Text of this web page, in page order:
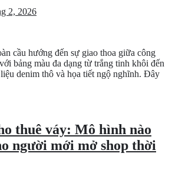
2, 2026
cầu hướng đến sự giao thoa giữa công
bảng màu đa dạng từ trắng tinh khôi đến
denim thô và họa tiết ngộ nghĩnh. Đây
thuê váy: Mô hình nào
người mới mở shop thời